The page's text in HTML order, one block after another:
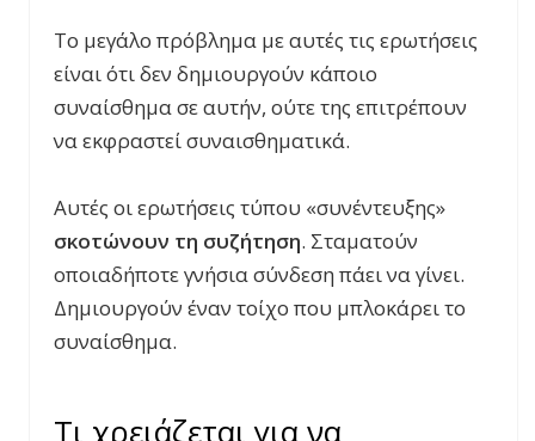
Το μεγάλο πρόβλημα με αυτές τις ερωτήσεις
είναι ότι δεν δημιουργούν κάποιο
συναίσθημα σε αυτήν, ούτε της επιτρέπουν
να εκφραστεί συναισθηματικά.
Αυτές οι ερωτήσεις τύπου «συνέντευξης»
σκοτώνουν τη συζήτηση. Σταματούν
οποιαδήποτε γνήσια σύνδεση πάει να γίνει.
Δημιουργούν έναν τοίχο που μπλοκάρει το
συναίσθημα.
Τι χρειάζεται για να